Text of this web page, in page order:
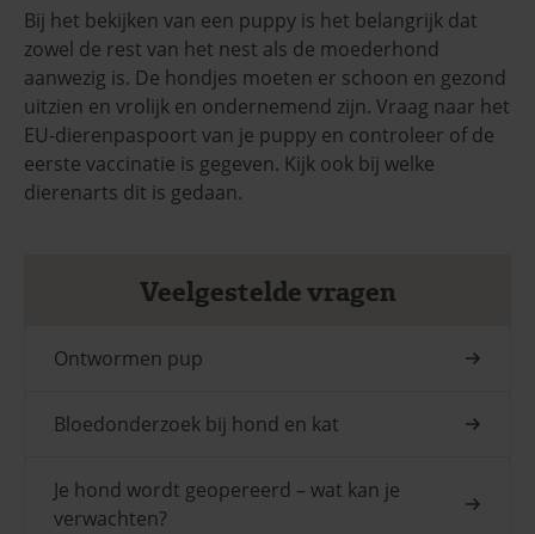
Bij het bekijken van een puppy is het belangrijk dat
zowel de rest van het nest als de moederhond
aanwezig is. De hondjes moeten er schoon en gezond
uitzien en vrolijk en ondernemend zijn. Vraag naar het
EU-dierenpaspoort van je puppy en controleer of de
eerste vaccinatie is gegeven. Kijk ook bij welke
dierenarts dit is gedaan.
Veelgestelde vragen
Ontwormen pup
Bloedonderzoek bij hond en kat
Je hond wordt geopereerd – wat kan je
verwachten?